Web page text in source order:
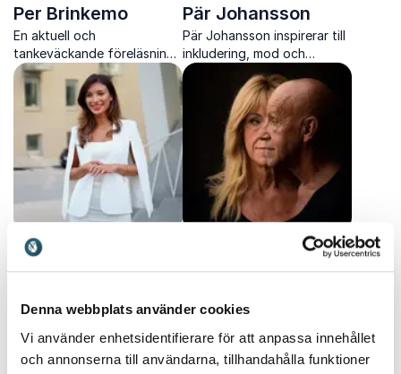
Denna webbplats använder cookies
Vi använder enhetsidentifierare för att anpassa innehållet
och annonserna till användarna, tillhandahålla funktioner
Per Brinkemo
En aktuell och
tankeväckande föreläsning
om klansamhällen,
integration och mötet
mellan klan och stat.
Pär Johansson
Pär Johansson inspirerar till
inkludering, mod och
kraften att bryta fördomar
och skapa verklig
förändring.
Sandra Mobaraki -
Inspireras av Byggsandras
driv för en mer inkluderande
byggbransch.
SaraClaes Schmidt
normer, breddar perspektiv
och får oss att omvärdera
vad det innebär att vara
människa.